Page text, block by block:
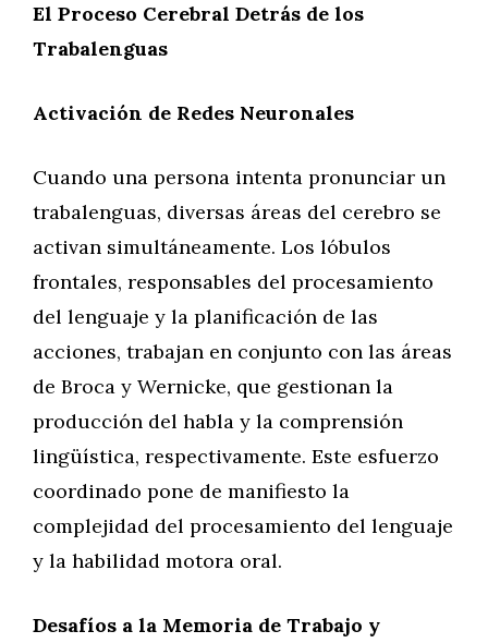
El Proceso Cerebral Detrás de los
Trabalenguas
Activación de Redes Neuronales
Cuando una persona intenta pronunciar un
trabalenguas, diversas áreas del cerebro se
activan simultáneamente. Los lóbulos
frontales, responsables del procesamiento
del lenguaje y la planificación de las
acciones, trabajan en conjunto con las áreas
de Broca y Wernicke, que gestionan la
producción del habla y la comprensión
lingüística, respectivamente. Este esfuerzo
coordinado pone de manifiesto la
complejidad del procesamiento del lenguaje
y la habilidad motora oral.
Desafíos a la Memoria de Trabajo y